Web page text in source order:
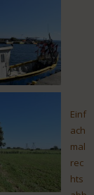
Einf
ach
mal
rec
hts